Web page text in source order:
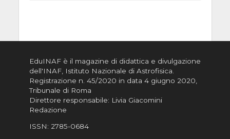
EduINAF è il magazine di didattica e divulgazione
dell'INAF, Istituto Nazionale di Astrofisica
Registrazione n. 45/2020 in data 4 giugno 2020,
Tribunale di Roma
Direttore responsabile: Livia Giacomini
Redazione
ISSN: 2785-0684